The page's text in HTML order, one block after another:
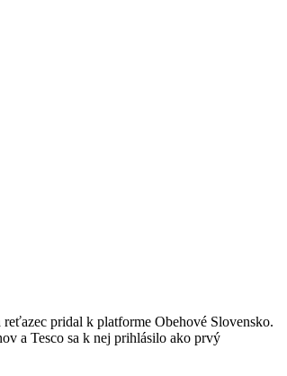
pridal k platforme Obehové Slovensko.
a Tesco sa k nej prihlásilo ako prvý